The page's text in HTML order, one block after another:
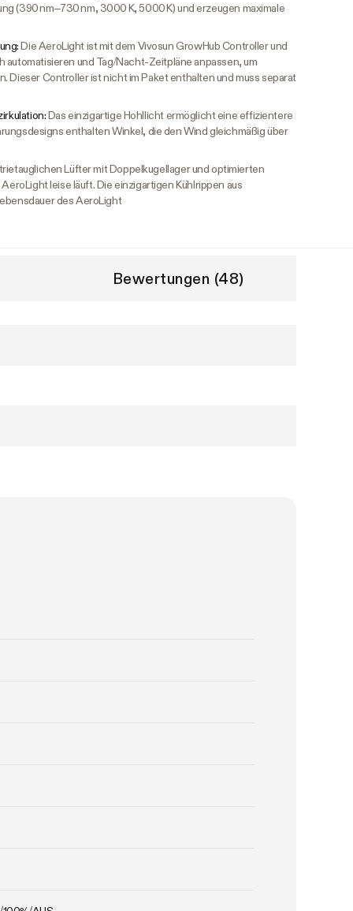
(390 nm–730 nm, 3000 K, 5000 K) und erzeugen maximale
Die AeroLight ist mit dem Vivosun GrowHub Controller und
automatisieren und Tag/Nacht-Zeitpläne anpassen, um
Dieser Controller ist nicht im Paket enthalten und muss separat
Das einzigartige Hohllicht ermöglicht eine effizientere
enthalten Winkel, die den Wind gleichmäßig über
Lüfter mit Doppelkugellager und optimierten
leise läuft. Die einzigartigen Kühlrippen aus
des AeroLight
Bewertungen (48)